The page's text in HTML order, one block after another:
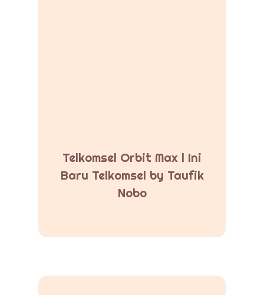
Telkomsel Orbit Max l Ini
Baru Telkomsel by Taufik
Nobo